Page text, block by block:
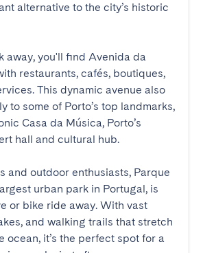
alternative to the city’s historic
away, you'll find Avenida da
restaurants, cafés, boutiques,
This dynamic avenue also
to some of Porto’s top landmarks,
Casa da Música, Porto’s
hall and cultural hub.
and outdoor enthusiasts, Parque
urban park in Portugal, is
or bike ride away. With vast
and walking trails that stretch
ocean, it’s the perfect spot for a